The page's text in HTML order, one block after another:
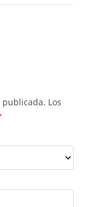
publicada. Los